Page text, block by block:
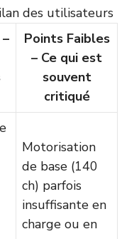
des utilisateurs
Points Faibles
– Ce qui est
souvent
critiqué
Motorisation
de base (140
ch) parfois
insuffisante en
charge ou en